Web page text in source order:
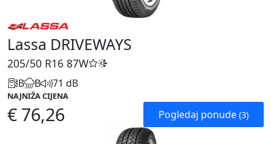
Lassa DRIVEWAYS
205/50 R16 87W
B B 71 dB
NAJNIŽA CIJENA
€ 76,26 Pogledaj ponude (3)